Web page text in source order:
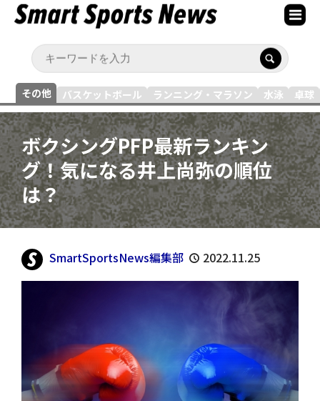
その他 バスケットボール ランニング・マラソン 水泳 卓球
ボクシングPFP最新ランキン
グ！気になる井上尚弥の順位
は？
SmartSportsNews編集部 2022.11.25